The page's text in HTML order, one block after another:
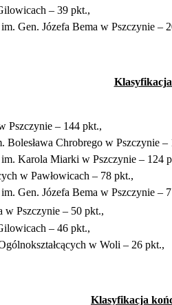
– 39 pkt.,
Gen. Józefa Bema w Pszczynie –
Pszczynie – 144 pkt.,
Bolesława Chrobrego w Pszczynie –
im. Karola Miarki w Pszczynie – 124
w Pawłowicach – 78 pkt.,
Gen. Józefa Bema w Pszczynie –
w Pszczynie – 50 pkt.,
– 46 pkt.,
w Woli – 26 pkt.,
Klasyfikacja